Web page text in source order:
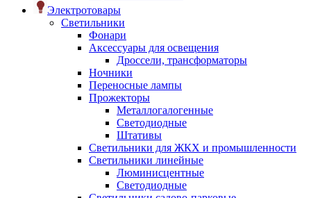
Электротовары
Светильники
Фонари
Аксессуары для освещения
Дроссели, трансформаторы
Ночники
Переносные лампы
Прожекторы
Металлогалогенные
Светодиодные
Штативы
Светильники для ЖКХ и промышленности
Светильники линейные
Люминисцентные
Светодиодные